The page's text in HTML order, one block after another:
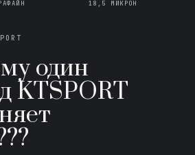
18,5 МИКРОН
один
KTSPORT